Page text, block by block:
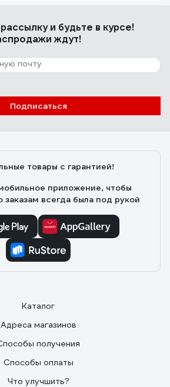
и будьте в курсе!
ждут!
Подписаться
товары с гарантией!
приложение, чтобы
всегда была под рукой
Каталог
Адреса магазинов
получения
Способы оплаты
Что улучшить?